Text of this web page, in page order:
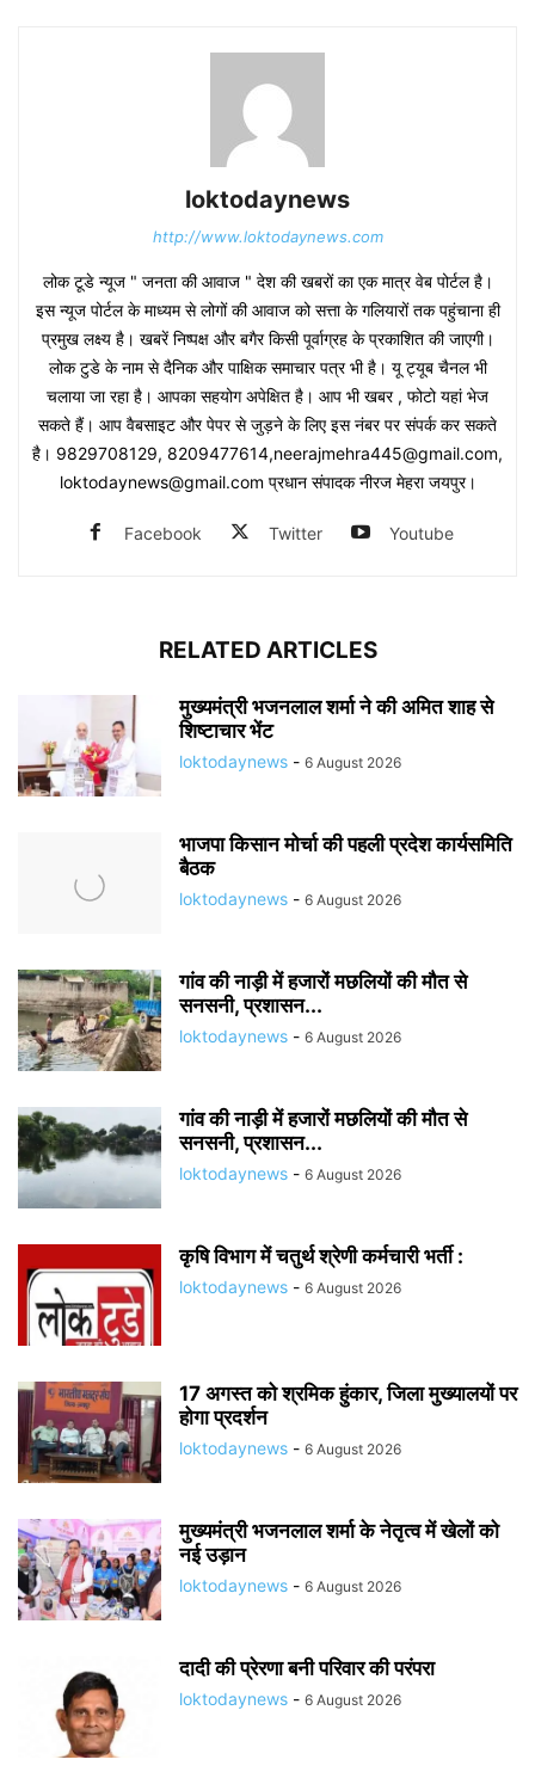
loktodaynews
http://www.loktodaynews.com
लोक टूडे न्यूज " जनता की आवाज " देश की खबरों का एक मात्र वेब पोर्टल है।
इस न्यूज पोर्टल के माध्यम से लोगों की आवाज को सत्ता के गलियारों तक पहुंचाना ही
प्रमुख लक्ष्य है। खबरें निष्पक्ष और बगैर किसी पूर्वाग्रह के प्रकाशित की जाएगी।
लोक टुडे के नाम से दैनिक और पाक्षिक समाचार पत्र भी है। यू ट्यूब चैनल भी
चलाया जा रहा है। आपका सहयोग अपेक्षित है। आप भी खबर , फोटो यहां भेज
सकते हैं। आप वैबसाइट और पेपर से जुड़ने के लिए इस नंबर पर संपर्क कर सकते
है। 9829708129, 8209477614,neerajmehra445@gmail.com,
loktodaynews@gmail.com प्रधान संपादक नीरज मेहरा जयपुर।
Facebook Twitter Youtube
RELATED ARTICLES
मुख्यमंत्री भजनलाल शर्मा ने की अमित शाह से
शिष्टाचार भेंट
loktodaynews - 6 August 2026
भाजपा किसान मोर्चा की पहली प्रदेश कार्यसमिति
बैठक
loktodaynews - 6 August 2026
गांव की नाड़ी में हजारों मछलियों की मौत से
सनसनी, प्रशासन...
loktodaynews - 6 August 2026
गांव की नाड़ी में हजारों मछलियों की मौत से
सनसनी, प्रशासन...
loktodaynews - 6 August 2026
कृषि विभाग में चतुर्थ श्रेणी कर्मचारी भर्ती :
loktodaynews - 6 August 2026
17 अगस्त को श्रमिक हुंकार, जिला मुख्यालयों पर
होगा प्रदर्शन
loktodaynews - 6 August 2026
मुख्यमंत्री भजनलाल शर्मा के नेतृत्व में खेलों को
नई उड़ान
loktodaynews - 6 August 2026
दादी की प्रेरणा बनी परिवार की परंपरा
loktodaynews - 6 August 2026